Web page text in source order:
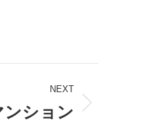
NEXT
ンション